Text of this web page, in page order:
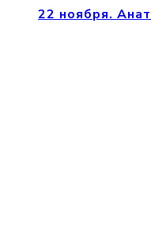
22 ноября.